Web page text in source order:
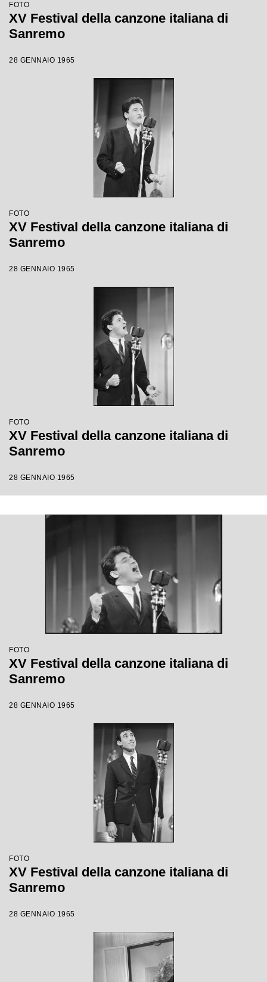
FOTO
XV Festival della canzone italiana di
Sanremo
28 GENNAIO 1965
FOTO
XV Festival della canzone italiana di
Sanremo
28 GENNAIO 1965
FOTO
XV Festival della canzone italiana di
Sanremo
28 GENNAIO 1965
FOTO
XV Festival della canzone italiana di
Sanremo
28 GENNAIO 1965
FOTO
XV Festival della canzone italiana di
Sanremo
28 GENNAIO 1965